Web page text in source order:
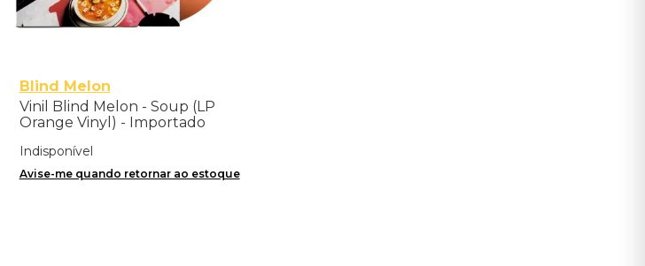
Blind Melon
Vinil Blind Melon - Soup (LP
Orange Vinyl) - Importado
Indisponível
Avise-me quando retornar ao estoque